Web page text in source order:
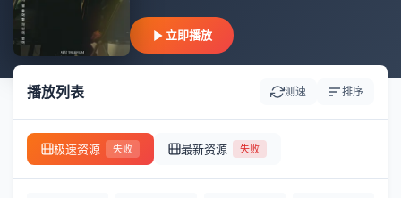
立即播放
播放列表 测速 排序
极速资源 失败 最新资源 失败